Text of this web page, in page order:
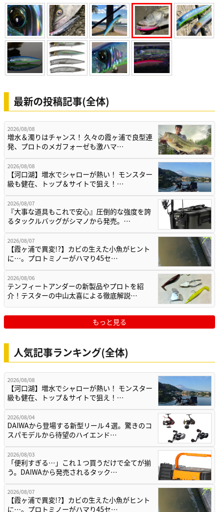
最新の投稿記事(全体)
2026/08/08
増水＆濁りはチャンス！ 久々の霞ヶ浦で良型連
発、プロトのメガフォーゼも激ハマ…
2026/08/08
【河口湖】増水でシャローが熱い！ モンスター
級も健在、トップ＆サイトで狙え！…
2026/08/07
『大事な道具もこれで安心』圧倒的な強度を誇
るタックルバッグがシマノから発売。…
2026/08/07
【霞ヶ浦で異変!?】カビの生えた小魚がヒント
に…。プロトミノーがハマり45セ…
2026/08/06
テンフィートアンダーの新製品やプロトを紹
介！テスターの中山太喜による徹底解説…
もっと見る
人気記事ランキング(全体)
2026/08/08
【河口湖】増水でシャローが熱い！ モンスター
級も健在、トップ＆サイトで狙え！…
2026/08/04
DAIWAから登場する新型リール４選。驚きのコ
スパモデルから待望のハイエンド…
2026/08/03
「便利すぎる…」これ１つ買うだけで全てが揃
う。DAIWAから発売されるタック…
2026/08/07
【霞ヶ浦で異変!?】カビの生えた小魚がヒント
に…。プロトミノーがハマり45セ…